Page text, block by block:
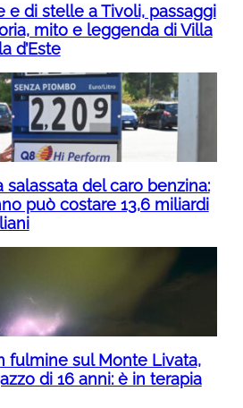
e di stelle a Tivoli, passaggi
mito e leggenda di Villa
d’Este
salassata del caro benzina:
può costare 13,6 miliardi
fulmine sul Monte Livata,
di 16 anni: è in terapia